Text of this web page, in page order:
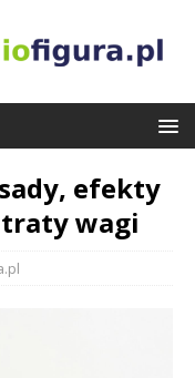
efekty
wagi